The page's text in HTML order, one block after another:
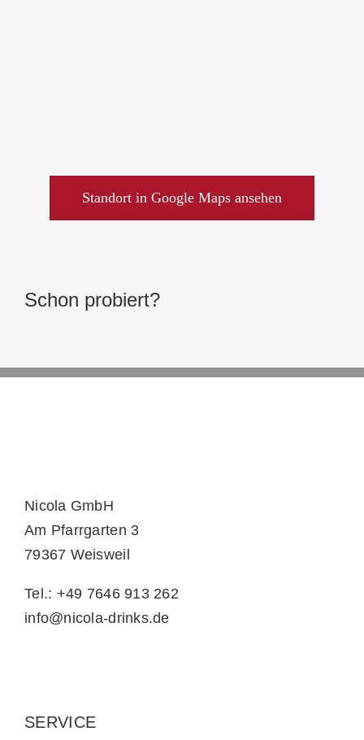
Standort in Google Maps ansehen
Schon probiert?
Nicola GmbH
Am Pfarrgarten 3
79367 Weisweil
Tel.: +49 7646 913 262
info@nicola-drinks.de
SERVICE